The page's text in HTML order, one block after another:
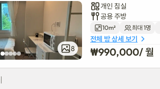
8
개인 침실
공용 주방
10m² 최대 1명
전체 방 상세 보기
₩990,000/ 월